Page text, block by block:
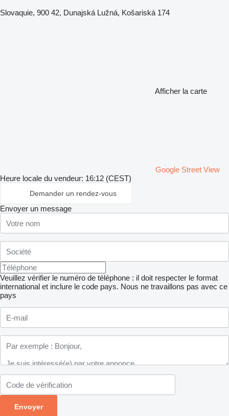
Slovaquie, 900 42, Dunajská Lužná, Košariská 174
Afficher la carte
Google Street View
Heure locale du vendeur: 16:12 (CEST)
Demander un rendez-vous
Envoyer un message
Veuillez vérifier le numéro de téléphone : il doit respecter le format
international et inclure le code pays. Nous ne travaillons pas avec ce
pays